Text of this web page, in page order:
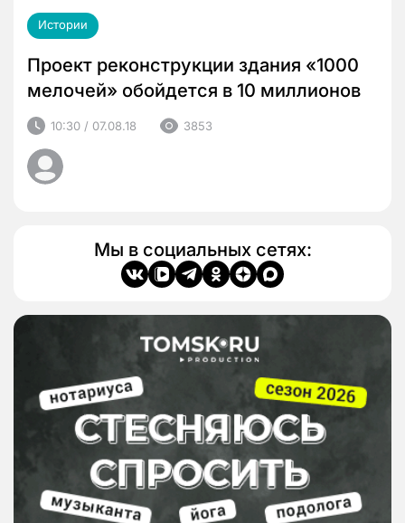
Истории
Проект реконструкции здания «1000
мелочей» обойдется в 10 миллионов
10:30 / 07.08.18 3853
Мы в социальных сетях: